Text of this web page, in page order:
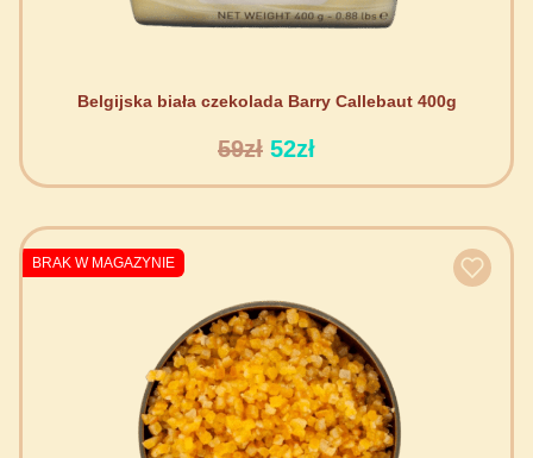
Belgijska biała czekolada Barry Callebaut 400g
59zł 52zł
BRAK W MAGAZYNIE